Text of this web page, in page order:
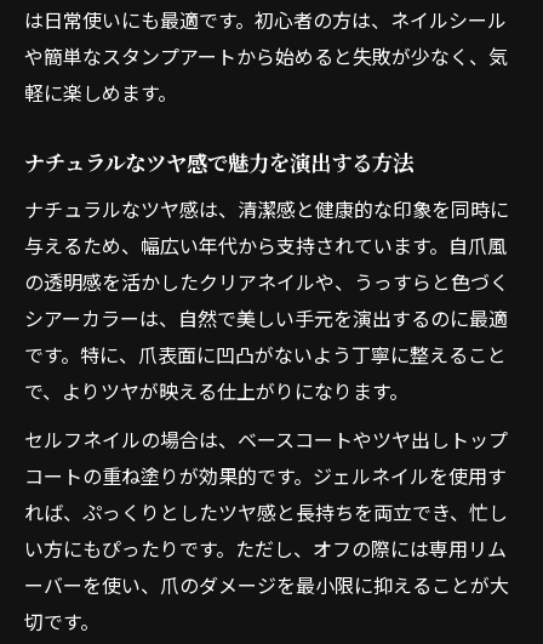
は日常使いにも最適です。初心者の方は、ネイルシール
や簡単なスタンプアートから始めると失敗が少なく、気
軽に楽しめます。
ナチュラルなツヤ感で魅力を演出する方法
ナチュラルなツヤ感は、清潔感と健康的な印象を同時に
与えるため、幅広い年代から支持されています。自爪風
の透明感を活かしたクリアネイルや、うっすらと色づく
シアーカラーは、自然で美しい手元を演出するのに最適
です。特に、爪表面に凹凸がないよう丁寧に整えること
で、よりツヤが映える仕上がりになります。
セルフネイルの場合は、ベースコートやツヤ出しトップ
コートの重ね塗りが効果的です。ジェルネイルを使用す
れば、ぷっくりとしたツヤ感と長持ちを両立でき、忙し
い方にもぴったりです。ただし、オフの際には専用リム
ーバーを使い、爪のダメージを最小限に抑えることが大
切です。